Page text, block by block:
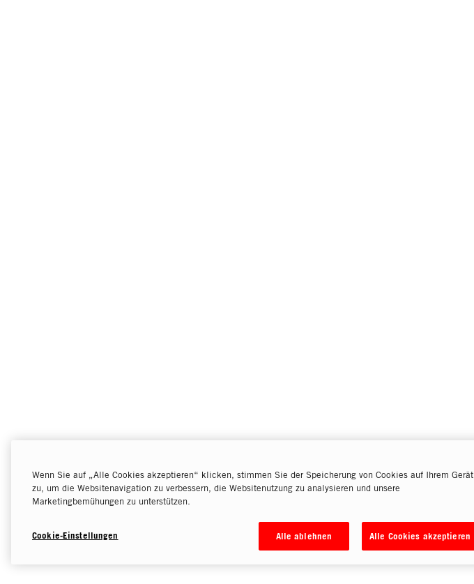
Wenn Sie auf „Alle Cookies akzeptieren“ klicken, stimmen Sie der Speicherung von Cookies auf Ihrem Gerät
zu, um die Websitenavigation zu verbessern, die Websitenutzung zu analysieren und unsere
Marketingbemühungen zu unterstützen.
Alle ablehnen Alle Cookies akzeptieren
Cookie-Einstellungen